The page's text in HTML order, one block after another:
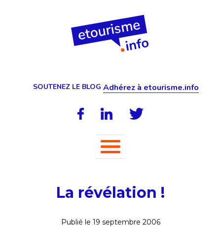
SOUTENEZ LE BLOG Adhérez à etourisme.info
La révélation !
Publié le 19 septembre 2006